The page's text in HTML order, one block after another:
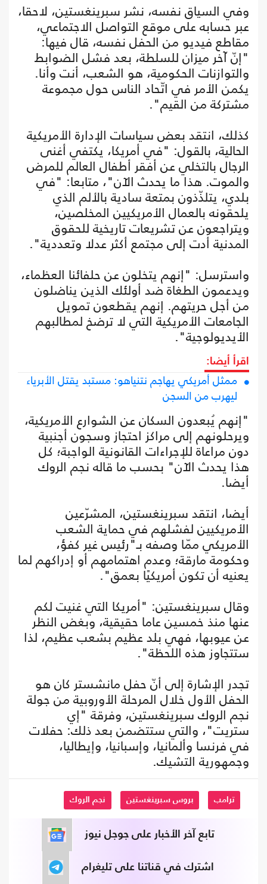
وفي السياق نفسه، نشر سبرينغستين، لاحقا،
عبر حسابه على موقع التواصل الاجتماعي،
مقاطع فيديو من الحفل نفسه، قال فيها:
"إنّ آخر ميزان للسلطة، بعد فشل الضوابط
والتوازنات الحكومية، هو الشعب، أنت وأنا.
يكمن الأمر في اتّحاد الناس حول مجموعة
مشتركة من القيم".
كذلك، انتقد بعض سياسات الإدارة الأمريكية
الحالية، بالقول: "في أمريكا، يكتفي أغنى
الرجال بالتخلي عن أفقر أطفال العالم للمرض
والموت. هذا ما يحدث الآن"، متابعا: "في
بلدي، يتلذّذون بمتعة سادية بالألم الذي
يلحقونه بالعمال الأمريكيين المخلصين،
ويتراجعون عن تشريعات تاريخية للحقوق
المدنية أدت إلى مجتمع أكثر عدلا وتعددية".
واسترسل: "إنهم يتخلون عن حلفائنا العظماء،
ويدعمون الطغاة ضد أولئك الذين يناضلون
من أجل حريتهم. إنهم يقطعون تمويل
الجامعات الأمريكية التي لا ترضخ لمطالبهم
الأيديولوجية".
اقرأ أيضا:
ممثل أمريكي يهاجم نتنياهو: مستبد يقتل الأبرياء
ليهرب من السجن
"إنهم يُبعدون السكان عن الشوارع الأمريكية،
ويرحلونهم إلى مراكز احتجاز وسجون أجنبية
دون مراعاة للإجراءات القانونية الواجبة؛ كل
هذا يحدث الآن" بحسب ما قاله نجم الروك
أيضا.
أيضا، انتقد سبرينغستين، المشرّعين
الأمريكيين لفشلهم في حماية الشعب
الأمريكي ممّا وصفه بـ"رئيس غير كفؤ،
وحكومة مارقة؛ وعدم اهتمامهم أو إدراكهم لما
يعنيه أن تكون أمريكيًا بعمق".
وقال سبرينغستين: "أمريكا التي غنيت لكم
عنها منذ خمسين عاما حقيقية، وبغض النظر
عن عيوبها، فهي بلد عظيم بشعب عظيم، لذا
ستتجاوز هذه اللحظة".
تجدر الإشارة إلى أنّ حفل مانشستر كان هو
الحفل الأول خلال المرحلة الأوروبية من جولة
نجم الروك سبرينغستين، وفرقة "إي
ستريت"، والتي ستتضمن بعد ذلك: حفلات
في فرنسا وألمانيا، وإسبانيا، وإيطاليا،
وجمهورية التشيك.
ترامب بروس سبرينغستين نجم الروك
تابع آخر الأخبار على جوجل نيوز
اشترك في قناتنا على تليغرام